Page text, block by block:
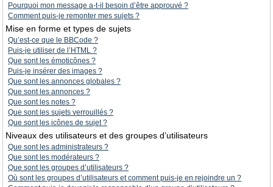
Pourquoi mon message a-t-il besoin d’être approuvé ?
Comment puis-je remonter mes sujets ?
Mise en forme et types de sujets
Qu’est-ce que le BBCode ?
Puis-je utiliser de l’HTML ?
Que sont les émoticônes ?
Puis-je insérer des images ?
Que sont les annonces globales ?
Que sont les annonces ?
Que sont les notes ?
Que sont les sujets verrouillés ?
Que sont les icônes de sujet ?
Niveaux des utilisateurs et des groupes d’utilisateurs
Que sont les administrateurs ?
Que sont les modérateurs ?
Que sont les groupes d’utilisateurs ?
Où sont les groupes d’utilisateurs et comment puis-je en rejoindre un ?